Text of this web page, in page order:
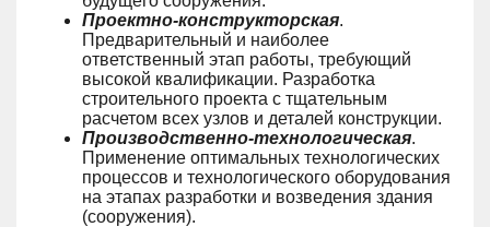
Проектно-конструкторская.
Предварительный и наиболее
ответственный этап работы, требующий
высокой квалификации. Разработка
строительного проекта с тщательным
расчетом всех узлов и деталей конструкции.
Производственно-технологическая.
Применение оптимальных технологических
процессов и технологического оборудования
на этапах разработки и возведения здания
(сооружения).